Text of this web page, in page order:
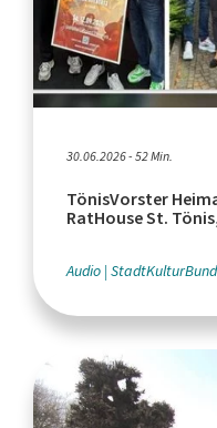
30.06.2026 - 52 Min.
TönisVorster
RatHouse St.
Audio